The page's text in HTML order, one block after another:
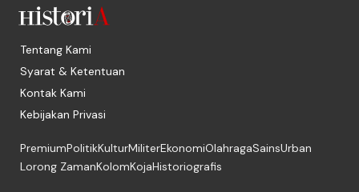
Tentang Kami
Syarat & Ketentuan
Kontak Kami
Kebijakan Privasi
PremiumPolitikKulturMiliterEkonomiOlahragaSainsUrban
Lorong ZamanKolomKojaHistoriografis